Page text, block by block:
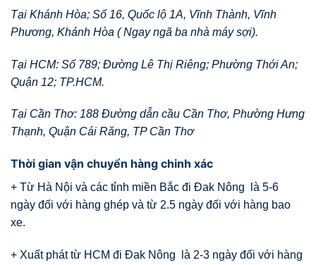
Tại Khánh Hòa; Số 16, Quốc lộ 1A, Vĩnh Thành, Vĩnh
Phương, Khánh Hòa ( Ngay ngã ba nhà máy sợi).
Tại HCM: Số 789; Đường Lê Thị Riêng; Phường Thới An;
Quận 12; TP.HCM.
Tại Cần Thơ: 188 Đường dẫn cầu Cần Thơ, Phường Hưng
Thạnh, Quận Cái Răng, TP Cần Thơ
Thời gian vận chuyển hàng chinh xác
+ Từ Hà Nội và các tỉnh miền Bắc đi Đak Nông là 5-6
ngày đối với hàng ghép và từ 2.5 ngày đối với hàng bao
xe.
+ Xuất phát từ HCM đi Đak Nông là 2-3 ngày đối với hàng